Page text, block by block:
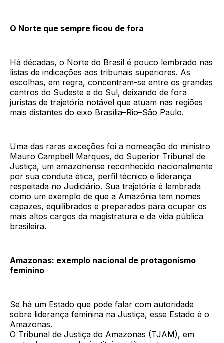
O Norte que sempre ficou de fora
Há décadas, o Norte do Brasil é pouco lembrado nas
listas de indicações aos tribunais superiores. As
escolhas, em regra, concentram-se entre os grandes
centros do Sudeste e do Sul, deixando de fora
juristas de trajetória notável que atuam nas regiões
mais distantes do eixo Brasília–Rio–São Paulo.
Uma das raras exceções foi a nomeação do ministro
Mauro Campbell Marques, do Superior Tribunal de
Justiça, um amazonense reconhecido nacionalmente
por sua conduta ética, perfil técnico e liderança
respeitada no Judiciário. Sua trajetória é lembrada
como um exemplo de que a Amazônia tem nomes
capazes, equilibrados e preparados para ocupar os
mais altos cargos da magistratura e da vida pública
brasileira.
Amazonas: exemplo nacional de protagonismo
feminino
Se há um Estado que pode falar com autoridade
sobre liderança feminina na Justiça, esse Estado é o
Amazonas.
O Tribunal de Justiça do Amazonas (TJAM), em